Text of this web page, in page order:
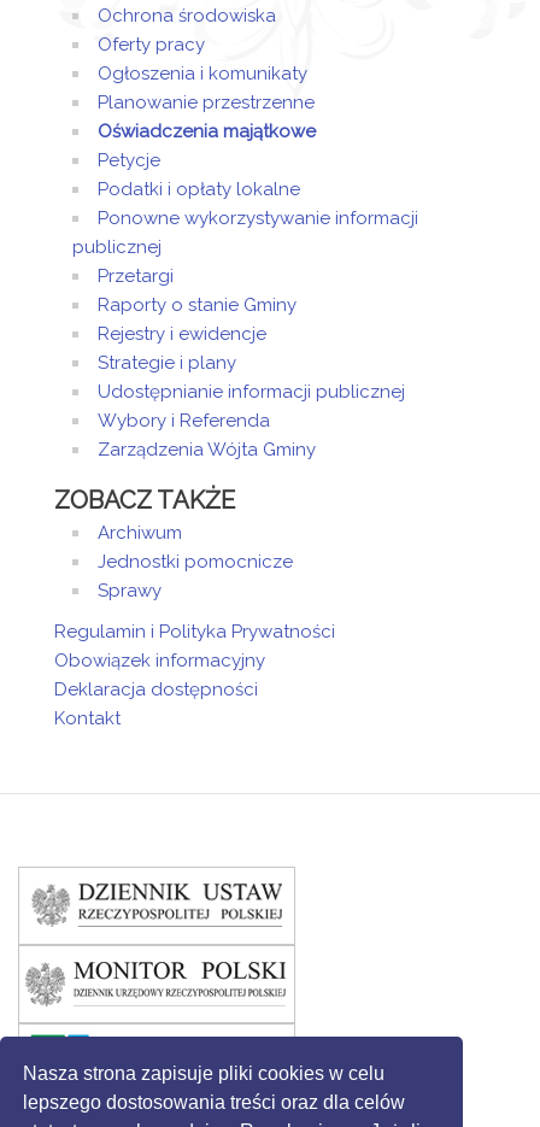
Nasza strona zapisuje pliki cookies w celu
lepszego dostosowania treści oraz dla celów
Ochrona środowiska
Oferty pracy
Ogłoszenia i komunikaty
Planowanie przestrzenne
Oświadczenia majątkowe
Petycje
Podatki i opłaty lokalne
Ponowne wykorzystywanie informacji
publicznej
Przetargi
Raporty o stanie Gminy
Rejestry i ewidencje
Strategie i plany
Udostępnianie informacji publicznej
Wybory i Referenda
Zarządzenia Wójta Gminy
ZOBACZ TAKŻE
Archiwum
Jednostki pomocnicze
Sprawy
Regulamin i Polityka Prywatności
Obowiązek informacyjny
Deklaracja dostępności
Kontakt